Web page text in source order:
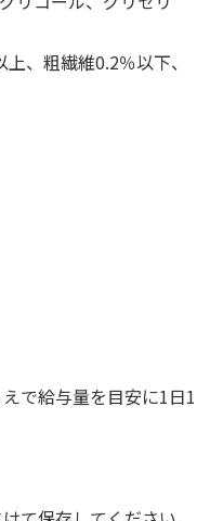
おに…
、粗繊維0.2％以下、
で給与量を目安に1日1